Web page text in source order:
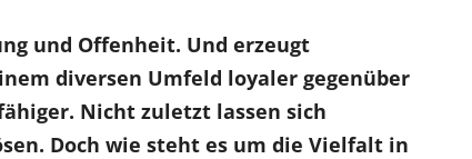
und Offenheit. Und erzeugt
diversen Umfeld loyaler gegenüber
Nicht zuletzt lassen sich
Doch wie steht es um die Vielfalt in